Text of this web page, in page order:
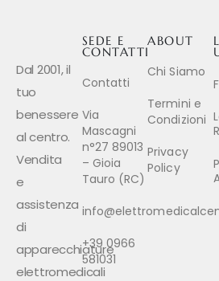
Dal 2001, il
tuo
benessere
al centro.
Vendita
e
assistenza
di
apparecchiature
elettromedicali
ABOUT
Chi Siamo
Termini e
Condizioni
Privacy
Policy
SEDE E
CONTATTI
Contatti
Via
Mascagni
n°27 89013
– Gioia
Tauro (RC)
+39 0966
581031